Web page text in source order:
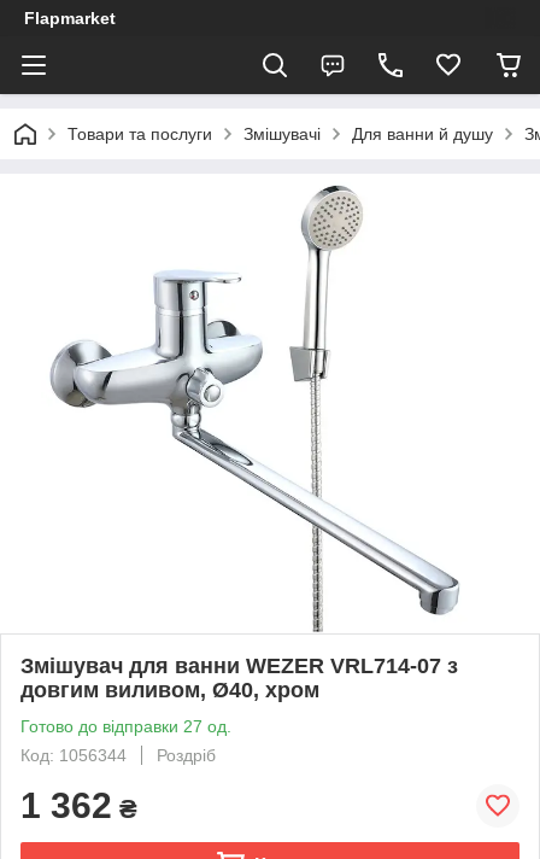
Flapmarket
Товари та послуги Змішувачі Для ванни й душу
Змішувач для ванни WEZER VRL714-07 з
довгим виливом, Ø40, хром
Готово до відправки 27 од.
Код: 1056344
Роздріб
1 362 ₴